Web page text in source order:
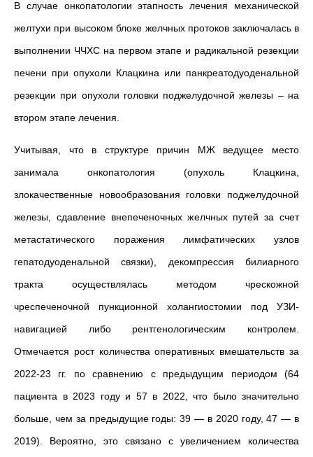
В случае онкопатологии этапность лечения механической
желтухи при высоком блоке желчных протоков заключалась в
выполнении ЧЧХС на первом этапе и радикальной резекции
печени при опухоли Клацкина или панкреатодуоденальной
резекции при опухоли головки поджелудочной железы – на
втором этапе лечения.
Учитывая, что в структуре причин МЖ ведущее место
занимала онкопатология (опухоль Клацкина,
злокачественные новообразования головки поджелудочной
железы, сдавление внепеченочных желчных путей за счет
метастатического поражения лимфатических узлов
гепатодуоденальной связки), декомпрессия билиарного
тракта осуществлялась методом чрескожной
чреспеченочной пункционной холангиостомии под УЗИ-
навигацией либо рентгенологическим контролем.
Отмечается рост количества оперативных вмешательств за
2022-23 гг. по сравнению с предыдущим периодом (64
пациента в 2023 году и 57 в 2022, что было значительно
больше, чем за предыдущие годы: 39 — в 2020 году, 47 — в
2019). Вероятно, это связано с увеличением количества